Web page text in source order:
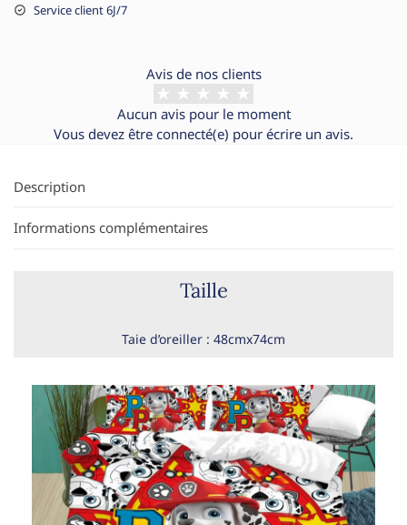
Service client 6J/7
Avis de nos clients
Aucun avis pour le moment
Vous devez être connecté(e) pour écrire un avis.
Description
Informations complémentaires
Taille
Taie d’oreiller : 48cmx74cm